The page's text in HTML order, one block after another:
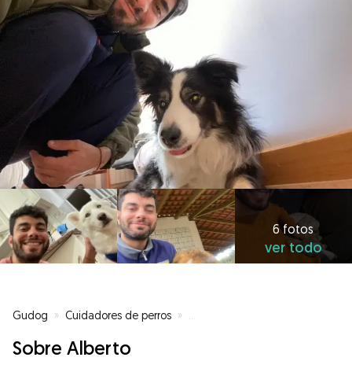
6 fotos
ver todo
Gudog » Cuidadores de perros »
Sobre Alberto